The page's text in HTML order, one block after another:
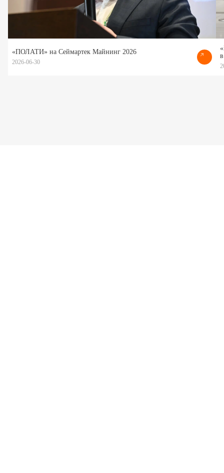
«ПОЛАТИ» на Сеймартек Майнинг 2026
2026-06-30